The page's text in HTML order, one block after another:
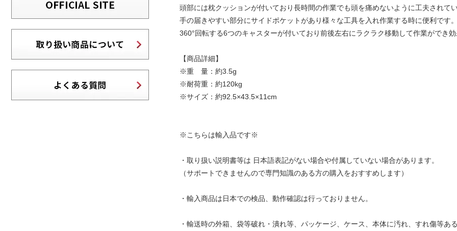
頭部には枕クッションが付いており長時間の作業でも頭を痛めないように工夫されてい
手の届きやすい部分にサイドポケットがあり様々な工具を入れ作業する時に便利です。
360°回転する6つのキャスターが付いており前後左右にラクラク移動して作業ができ効
【商品詳細】
※重 量：約3.5g
※耐荷重：約120kg
※サイズ：約92.5×43.5×11cm
※こちらは輸入品です※
・取り扱い説明書等は 日本語表記がない場合や付属していない場合があります。
（サポートできませんので専門知識のある方の購入をおすすめします）
・輸入商品は日本での検品、動作確認は行っておりません。
・輸送時の外箱、袋等破れ・潰れ等、パッケージ、ケース、本体に汚れ、すれ傷等あ